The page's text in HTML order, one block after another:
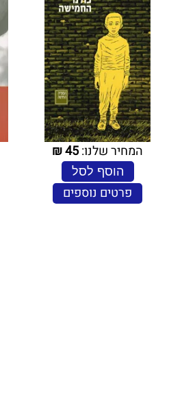
המחיר שלנו:45
₪
הוסף לסל
פרטים נוספים